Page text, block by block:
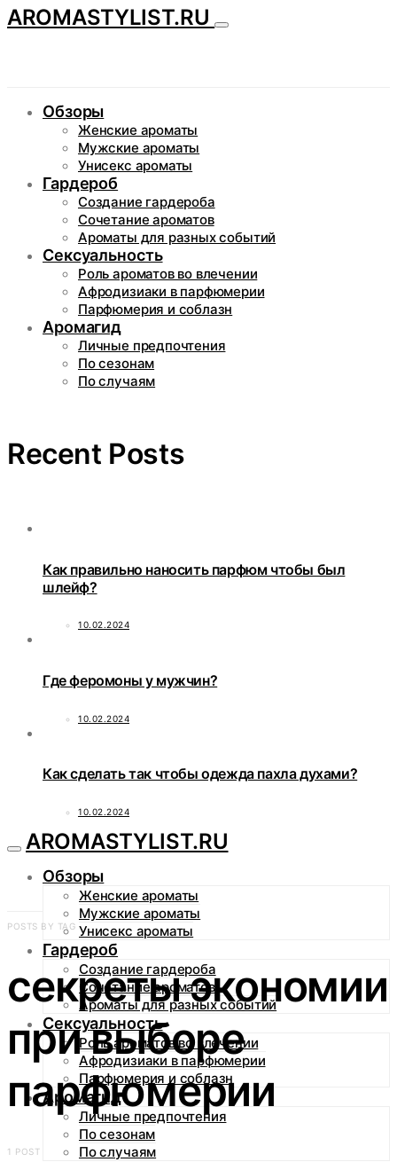
AROMASTYLIST.RU
Обзоры
Женские ароматы
Мужские ароматы
Унисекс ароматы
Гардероб
Создание гардероба
Сочетание ароматов
Ароматы для разных событий
Сексуальность
Роль ароматов во влечении
Афродизиаки в парфюмерии
Парфюмерия и соблазн
Аромагид
Личные предпочтения
По сезонам
По случаям
Recent Posts
Как правильно наносить парфюм чтобы был
шлейф?
10.02.2024
Где феромоны у мужчин?
10.02.2024
Как сделать так чтобы одежда пахла духами?
10.02.2024
AROMASTYLIST.RU
Обзоры
Женские ароматы
Мужские ароматы
Унисекс ароматы
Гардероб
Создание гардероба
Сочетание ароматов
Ароматы для разных событий
Сексуальность
Роль ароматов во влечении
Афродизиаки в парфюмерии
Парфюмерия и соблазн
Аромагид
Личные предпочтения
По сезонам
По случаям
POSTS BY TAG
секреты экономии
при выборе
парфюмерии
1 POST